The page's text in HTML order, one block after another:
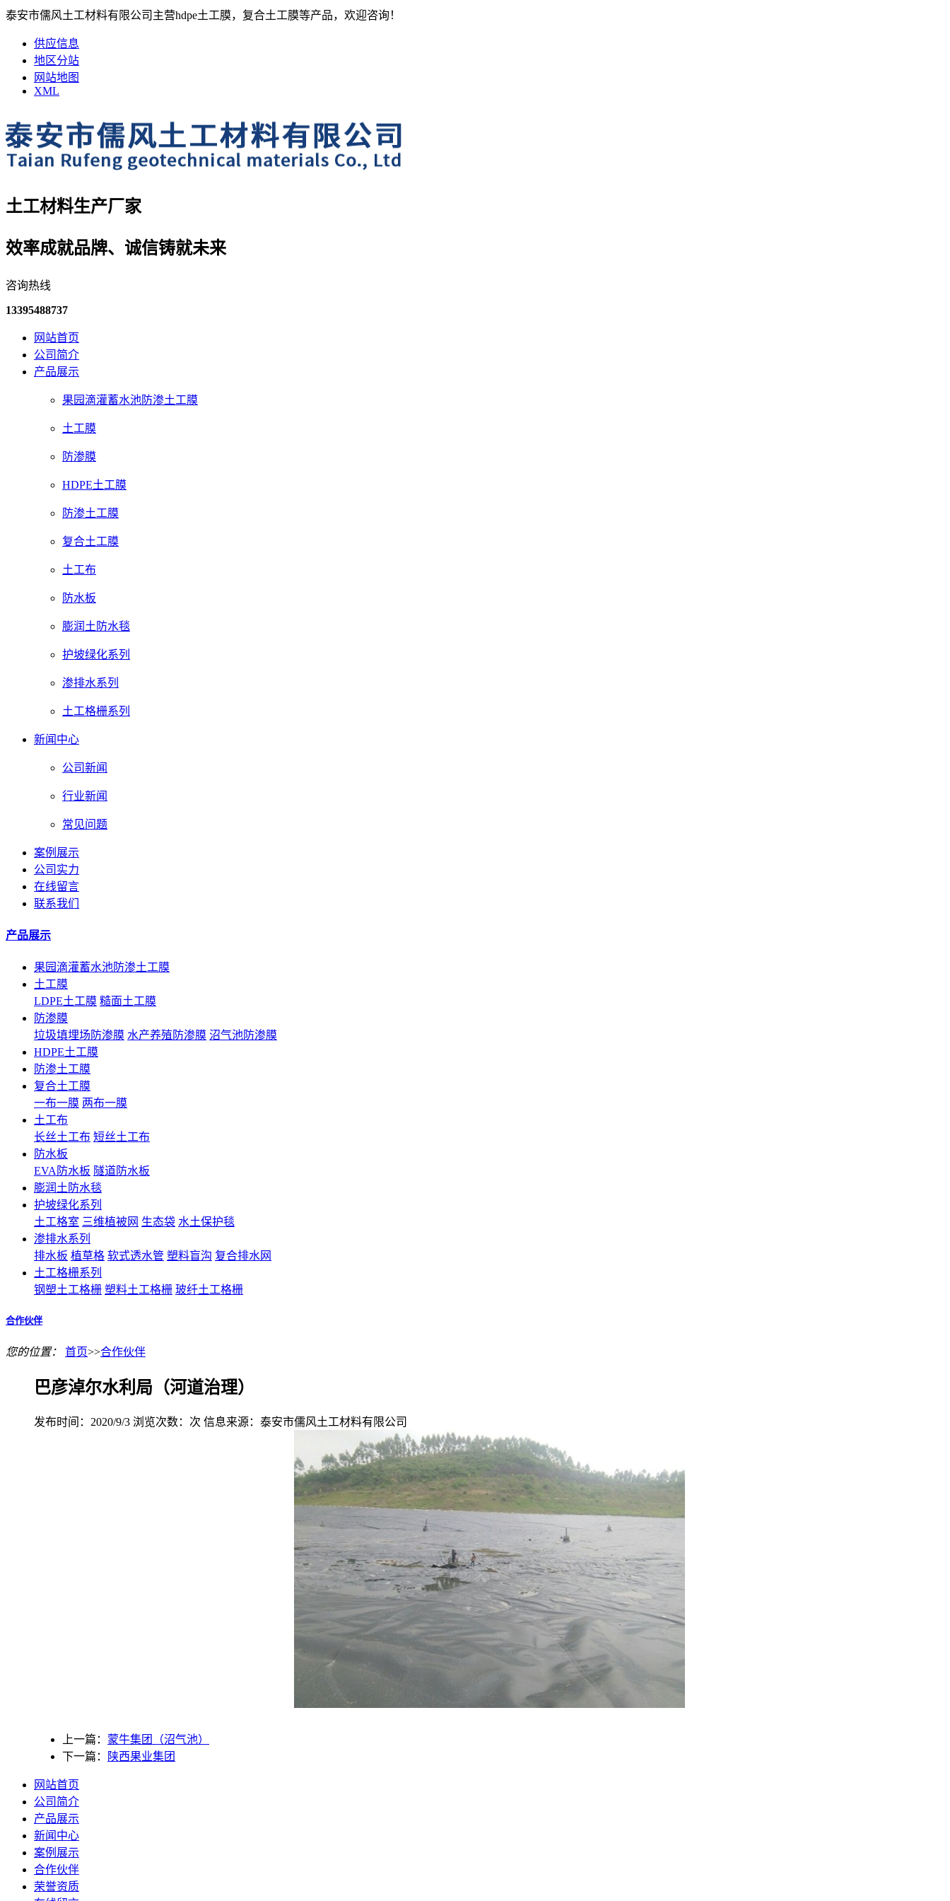
泰安市儒风土工材料有限公司主营hdpe土工膜，复合土工膜等产品，欢迎咨询！
供应信息
地区分站
网站地图
XML
土工材料生产厂家
效率成就品牌、诚信铸就未来
咨询热线
13395488737
网站首页
公司简介
产品展示
果园滴灌蓄水池防渗土工膜
土工膜
防渗膜
HDPE土工膜
防渗土工膜
复合土工膜
土工布
防水板
膨润土防水毯
护坡绿化系列
渗排水系列
土工格栅系列
新闻中心
公司新闻
行业新闻
常见问题
案例展示
公司实力
在线留言
联系我们
产品展示
果园滴灌蓄水池防渗土工膜
土工膜
LDPE土工膜 糙面土工膜
防渗膜
垃圾填埋场防渗膜 水产养殖防渗膜 沼气池防渗膜
HDPE土工膜
防渗土工膜
复合土工膜
一布一膜 两布一膜
土工布
长丝土工布 短丝土工布
防水板
EVA防水板 隧道防水板
膨润土防水毯
护坡绿化系列
土工格室 三维植被网 生态袋 水土保护毯
渗排水系列
排水板 植草格 软式透水管 塑料盲沟 复合排水网
土工格栅系列
钢塑土工格栅 塑料土工格栅 玻纤土工格栅
合作伙伴
您的位置： 首页>>合作伙伴
巴彦淖尔水利局（河道治理）
发布时间：2020/9/3 浏览次数： 次 信息来源：泰安市儒风土工材料有限公司
上一篇： 蒙牛集团（沼气池）
下一篇：
陕西果业集团
网站首页
公司简介
产品展示
新闻中心
案例展示
合作伙伴
荣誉资质